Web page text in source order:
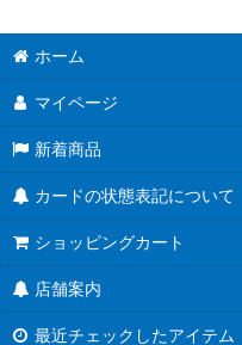
ホーム
マイページ
新着商品
カードの状態表記について
ショッピングカート
店舗案内
最近チェックしたアイテム